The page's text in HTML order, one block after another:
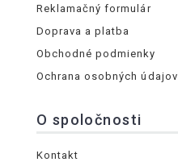
Reklamačný formulár
Doprava a platba
Obchodné podmienky
Ochrana osobných údajov
O spoločnosti
Kontakt